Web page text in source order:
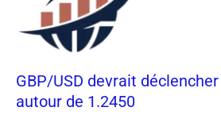
GBP/USD devrait
autour de 1.2450